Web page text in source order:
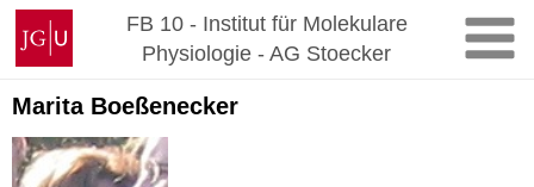
Zum
Inhalt
springen
Johannes
Gutenberg-
Universität
Mainz
FB 10 - Institut für Molekulare
Physiologie - AG Stoecker
Marita Boeßenecker